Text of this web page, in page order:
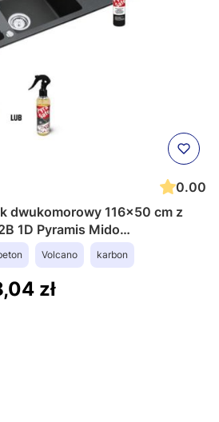
0.00
dwukomorowy 116x50 cm z
1D Pyramis Mido
Volcano karbon
zł